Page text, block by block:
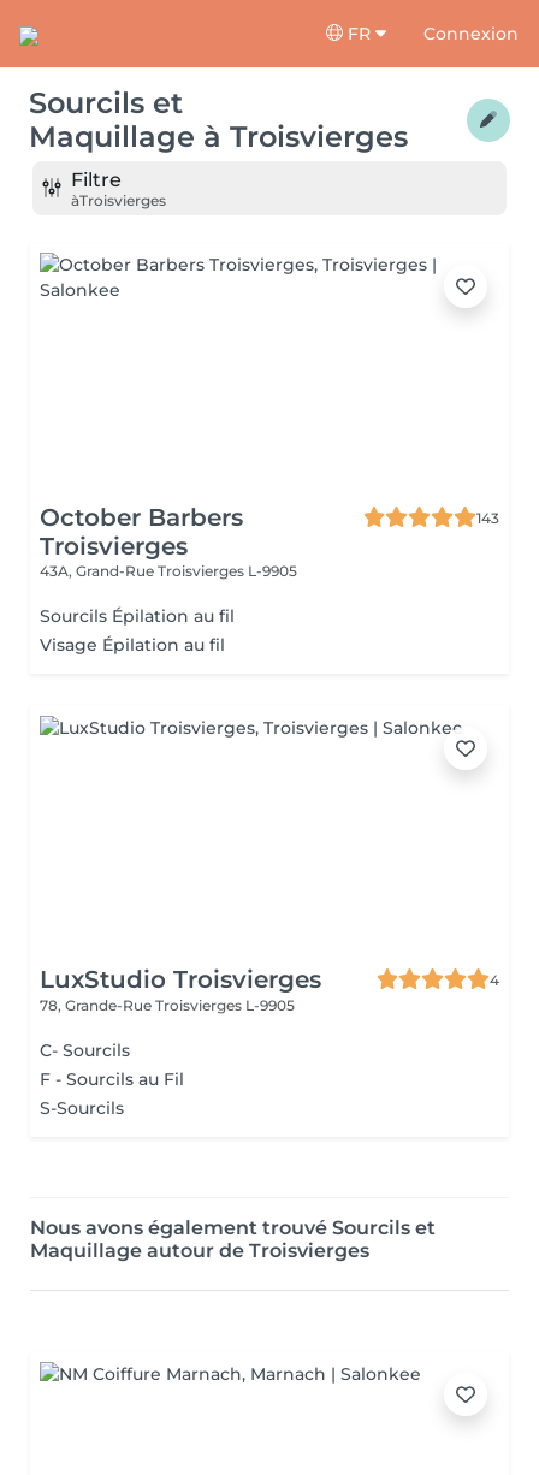
FR Connexion
Sourcils et
Maquillage à Troisvierges
Filtre
àTroisvierges
October Barbers
Troisvierges
143
43A, Grand-Rue Troisvierges L-9905
Sourcils Épilation au fil
Visage Épilation au fil
LuxStudio Troisvierges
4
78, Grande-Rue Troisvierges L-9905
C- Sourcils
F - Sourcils au Fil
S-Sourcils
Nous avons également trouvé Sourcils et
Maquillage autour de Troisvierges